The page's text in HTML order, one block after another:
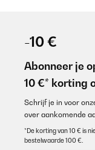
-10 €
Abonneer je
10 €* korting
Schrijf je in voor
over aankomende
*De korting van 10 € is
bestelwaarde 100 €.